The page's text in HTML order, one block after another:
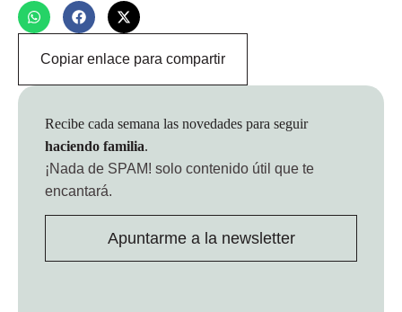
Copiar enlace para compartir
Recibe cada semana las novedades para seguir
haciendo familia.
¡Nada de SPAM! solo contenido útil que te
encantará.
Apuntarme a la newsletter